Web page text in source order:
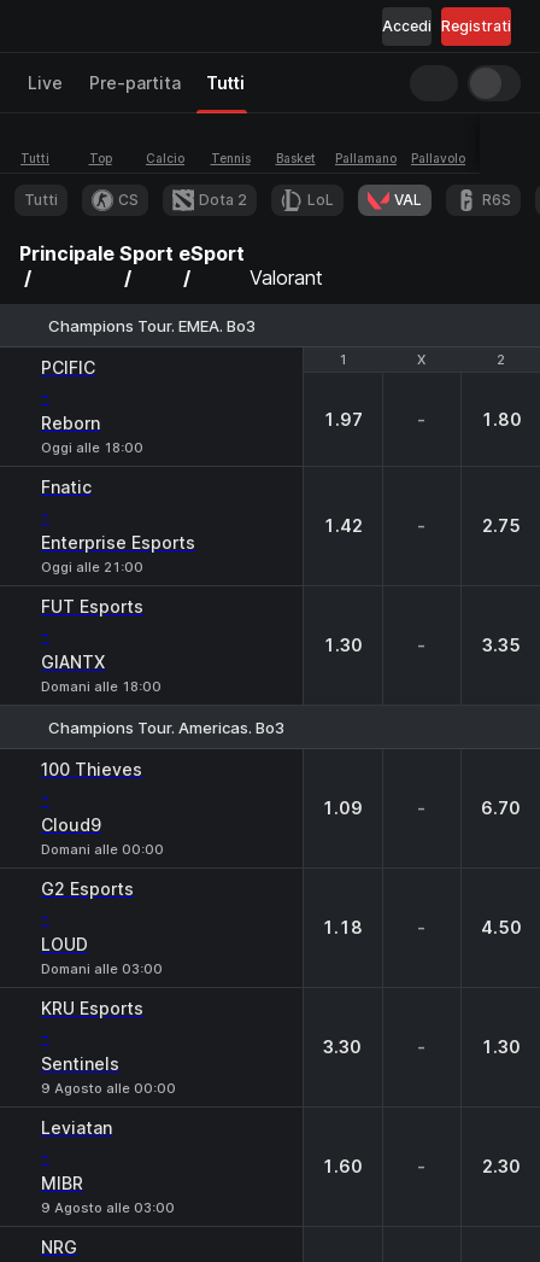
Registrati
Accedi
Live Pre-partita Tutti
Tutti Top Calcio Tennis Basket Pallamano Pallavolo
Tutti CS Dota 2 LoL VAL R6S
Principale Sport eSport
Valorant
Champions Tour. EMEA. Bo3
1 X 2
PCIFIC
-
Reborn
Oggi alle 18:00
1 X 2
1.97 - 1.80
Fnatic
-
Enterprise Esports
Oggi alle 21:00
1.42 - 2.75
FUT Esports
-
GIANTX
Domani alle 18:00
1.30 - 3.35
Champions Tour. Americas. Bo3
100 Thieves
-
Cloud9
Domani alle 00:00
1.09 - 6.70
G2 Esports
-
LOUD
Domani alle 03:00
1.18 - 4.50
KRU Esports
-
Sentinels
9 Agosto alle 00:00
3.30 - 1.30
Leviatan
-
MIBR
9 Agosto alle 03:00
1.60 - 2.30
NRG